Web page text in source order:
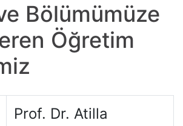
Bölümümüze
Öğretim
Prof. Dr. Atilla